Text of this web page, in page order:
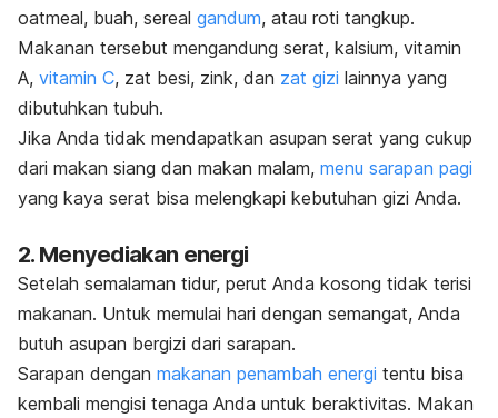
oatmeal, buah, sereal gandum, atau roti tangkup.
Makanan tersebut mengandung serat, kalsium, vitamin
A, vitamin C, zat besi, zink, dan zat gizi lainnya yang
dibutuhkan tubuh.
Jika Anda tidak mendapatkan asupan serat yang cukup
dari makan siang dan makan malam, menu sarapan pagi
yang kaya serat bisa melengkapi kebutuhan gizi Anda.
2. Menyediakan energi
Setelah semalaman tidur, perut Anda kosong tidak terisi
makanan. Untuk memulai hari dengan semangat, Anda
butuh asupan bergizi dari sarapan.
Sarapan dengan makanan penambah energi tentu bisa
kembali mengisi tenaga Anda untuk beraktivitas. Makan